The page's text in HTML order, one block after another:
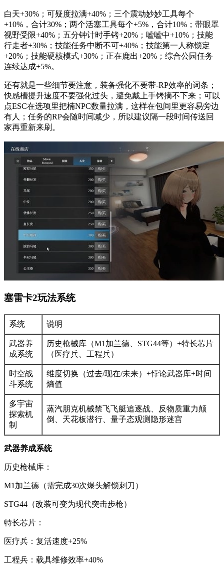
白天+30%；可疑度拉满+40%；三个震动妙妙工具每个
+10%，合计30%；两个活塞工具每个+5%，合计10%；带眼罩
视野受限+40%；五分钟计时手铐+20%；嘘嘘中+10%；技能
行走者+30%；技能任务中断不可+40%；技能第一人称锁定
+20%；技能硬核模式+30%；正在鹿出+20%；综合公园任务
连续达成+5%。
还有就是一些细节要注意，装备强化不要带-RP效率的词条；
快感槽提升速度不要强化过头，避免戴上手铐摘不下来；可以
点ESC在选项里把楠NPC数量拉满，这样在包间里更容易旁边
有人；任务的RP会随时间减少，所以建议隔一段时间传送回
家再重新来刷。
塞雷卡2玩法系统
系统 说明
武器养
成系统
历史枪械库（M1加兰德、STG44等）+特长芯片
（医疗兵、工程兵）
时空战
斗系统
维度切换（过去/现在/未来）+悖论武器库+时间
熵值
多宇宙
探索机
制
蒸汽朋克机械禁飞飞艇追逐战、反物质重力颠
倒、天花板潜行、量子态观测隐形迷宫
武器养成系统
历史枪械库：
M1加兰德（需完成30次爆头解锁刺刀）
STG44（改装可变为现代突击步枪）
特长芯片：
医疗兵：复活速度+25%
工程兵：载具维修效率+40%